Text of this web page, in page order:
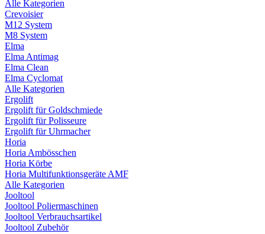
Alle Kategorien
Crevoisier
M12 System
M8 System
Elma
Elma Antimag
Elma Clean
Elma Cyclomat
Alle Kategorien
Ergolift
Ergolift für Goldschmiede
Ergolift für Polisseure
Ergolift für Uhrmacher
Horia
Horia Ambösschen
Horia Körbe
Horia Multifunktionsgeräte AMF
Alle Kategorien
Jooltool
Jooltool Poliermaschinen
Jooltool Verbrauchsartikel
Jooltool Zubehör